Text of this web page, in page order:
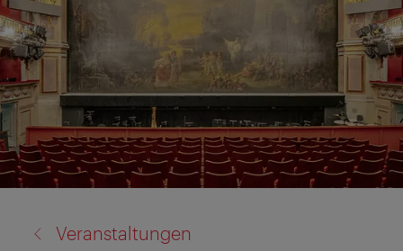
zu:
Veranstaltungen